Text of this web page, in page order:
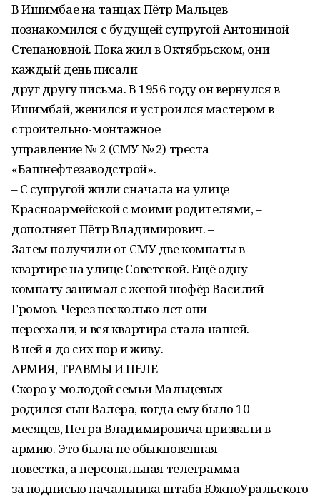
В Ишимбае на танцах Пётр Мальцев
познакомился с будущей супругой Антониной
Степановной. Пока жил в Октябрьском, они
каждый день писали
друг другу письма. В 1956 году он вернулся в
Ишимбай, женился и устроился мастером в
строительно-монтажное
управление № 2 (СМУ № 2) треста
«Башнефтезаводстрой».
– С супругой жили сначала на улице
Красноармейской с моими родителями, –
дополняет Пётр Владимирович. –
Затем получили от СМУ две комнаты в
квартире на улице Советской. Ещё одну
комнату занимал с женой шофёр Василий
Громов. Через несколько лет они
переехали, и вся квартира стала нашей.
В ней я до сих пор и живу.
АРМИЯ, ТРАВМЫ И ПЕЛЕ
Скоро у молодой семьи Мальцевых
родился сын Валера, когда ему было 10
месяцев, Петра Владимировича призвали в
армию. Это была не обыкновенная
повестка, а персональная телеграмма
за подписью начальника штаба ЮжноУральского